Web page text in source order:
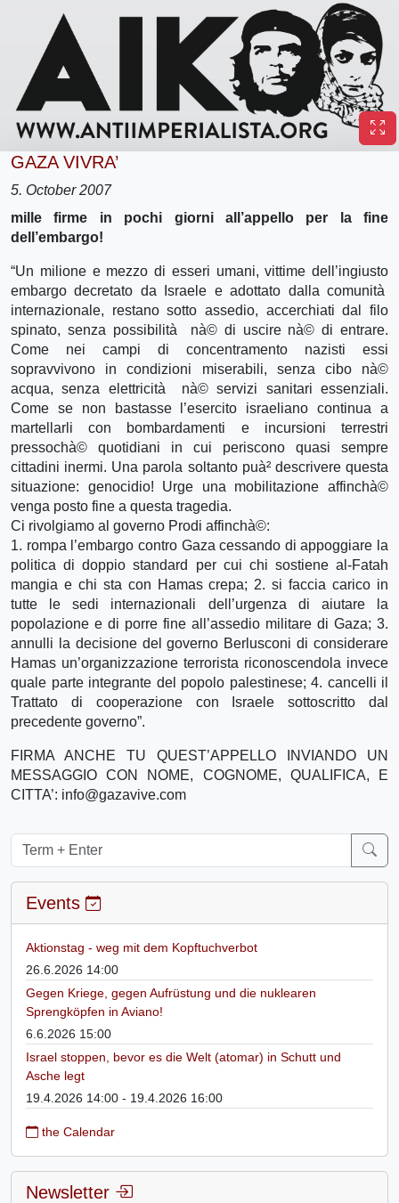
GAZA VIVRA’
5. October 2007
mille firme in pochi giorni all’appello per la fine
dell’embargo!
“Un milione e mezzo di esseri umani, vittime dell’ingiusto
embargo decretato da Israele e adottato dalla comunità
internazionale, restano sotto assedio, accerchiati dal filo
spinato, senza possibilità nà© di uscire nà© di entrare.
Come nei campi di concentramento nazisti essi
sopravvivono in condizioni miserabili, senza cibo nà©
acqua, senza elettricità nà© servizi sanitari essenziali.
Come se non bastasse l’esercito israeliano continua a
martellarli con bombardamenti e incursioni terrestri
pressochà© quotidiani in cui periscono quasi sempre
cittadini inermi. Una parola soltanto puà² descrivere questa
situazione: genocidio! Urge una mobilitazione affinchà©
venga posto fine a questa tragedia.
Ci rivolgiamo al governo Prodi affinchà©:
1. rompa l’embargo contro Gaza cessando di appoggiare la
politica di doppio standard per cui chi sostiene al-Fatah
mangia e chi sta con Hamas crepa; 2. si faccia carico in
tutte le sedi internazionali dell’urgenza di aiutare la
popolazione e di porre fine all’assedio militare di Gaza; 3.
annulli la decisione del governo Berlusconi di considerare
Hamas un’organizzazione terrorista riconoscendola invece
quale parte integrante del popolo palestinese; 4. cancelli il
Trattato di cooperazione con Israele sottoscritto dal
precedente governo”.
FIRMA ANCHE TU QUEST’APPELLO INVIANDO UN
MESSAGGIO CON NOME, COGNOME, QUALIFICA, E
CITTA’: info@gazavive.com
Events
Aktionstag - weg mit dem Kopftuchverbot
26.6.2026 14:00
Gegen Kriege, gegen Aufrüstung und die nuklearen
Sprengköpfen in Aviano!
6.6.2026 15:00
Israel stoppen, bevor es die Welt (atomar) in Schutt und
Asche legt
19.4.2026 14:00 - 19.4.2026 16:00
the Calendar
Newsletter